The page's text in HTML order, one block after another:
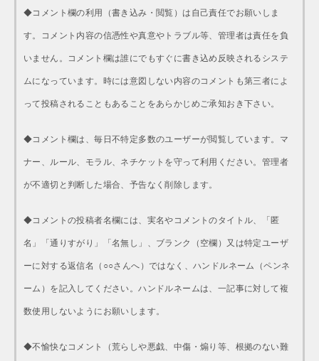
◆コメント欄の利用（書き込み・閲覧）は自己責任でお願いしま
す。コメント内容の信憑性や真意やトラブル等、管理者は責任を負
いません。コメント欄は誰にでもすぐに書き込め反映されるシステ
ムになっています。時には意図しない内容のコメントも第三者によ
って投稿されることもあることをあらかじめご承知おき下さい。
◆コメント欄は、毎日不特定多数のユーザーが閲覧しています。マ
ナー、ルール、モラル、ネチケットを守って利用ください。管理者
が不適切と判断した場合、予告なく削除します。
◆コメントの投稿者名欄には、実名やコメントのタイトル、「匿
名」「通りすがり」「名無し」、ブランク（空欄）又は特定ユーザ
ーに対する返信名（○○さんへ）ではなく、ハンドルネーム（ペンネ
ーム）を記入してください。ハンドルネームは、一記事に対して複
数使用しないようにお願いします。
◆不愉快なコメント（荒らしや悪戯、中傷・煽り等、根拠のない難